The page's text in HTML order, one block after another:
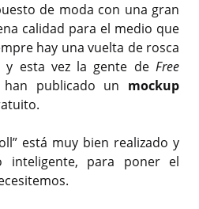
de moda con una gran
calidad para el medio que
hay una vuelta de rosca
y esta vez la gente de Free
han publicado un mockup
está muy bien realizado y
para poner el